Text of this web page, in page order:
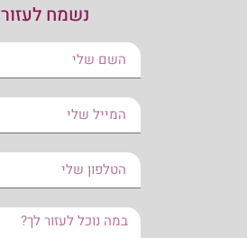
נשמח לעזור